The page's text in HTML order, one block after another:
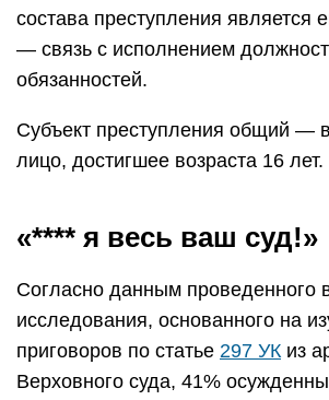
состава преступления является
— связь с исполнением
обязанностей.
Субъект преступления общий —
лицо, достигшее возраста 16 лет.
«**** я весь ваш суд!»
Согласно данным проведенного
исследования, основанного на
приговоров по статье 297 УКиз
Верховного суда, 41%